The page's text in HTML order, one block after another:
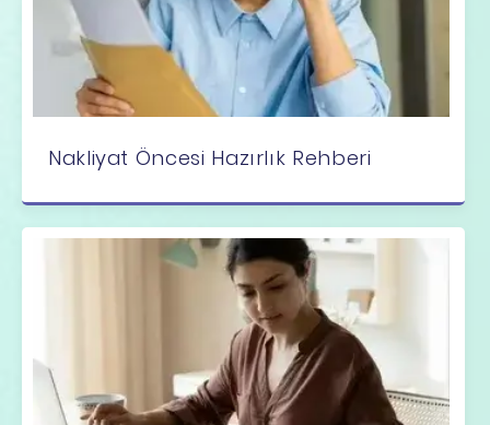
Nakliyat Öncesi Hazırlık Rehberi